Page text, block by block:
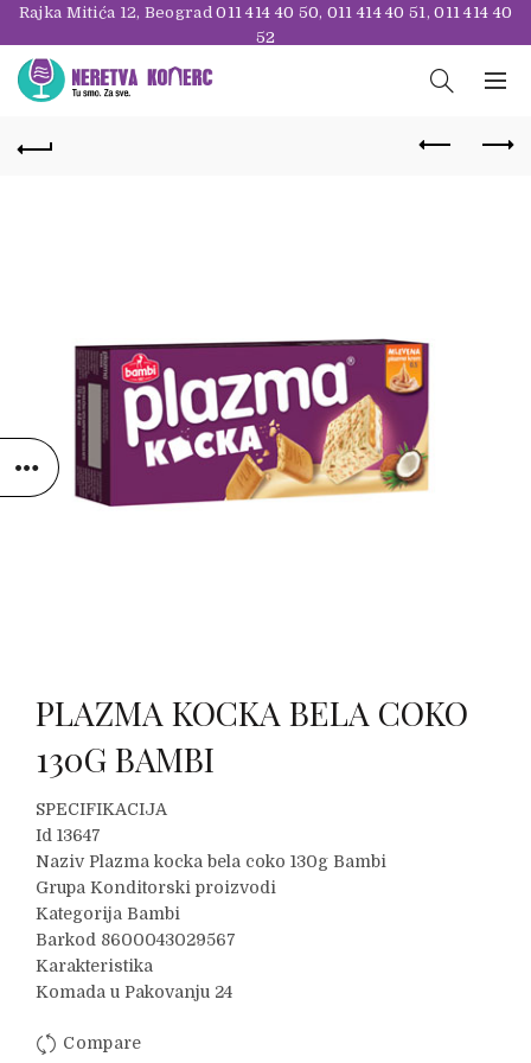
Rajka Mitića 12, Beograd011 414 40 50, 011 414 40 51,011 414 40
52
PLAZMA KOCKA BELA COKO
130G BAMBI
SPECIFIKACIJA
Id 13647
Naziv Plazma kocka bela coko 130g Bambi
Grupa Konditorski proizvodi
Kategorija Bambi
Barkod 8600043029567
Karakteristika
Komada u Pakovanju 24
Compare